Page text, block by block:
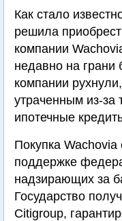
Как стало
решила
компании
недавно на грани
компании
утраченным из-за
ипотечные
Покупка
поддержке
надзирающих за
Государство
Citigroup,